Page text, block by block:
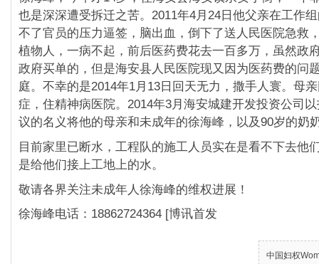
也是深深遭受拆迁之苦。2011年4月24日他父亲在工作
不了官员的压力逼签，脑出血，倒下了送人民医院急救
植物人，一病不起，前后医药费花去一百多万，虽然政
政府买单的，但是海安县人民医院现又因为医药费的问
庭。不幸的是2014年1月13日回天无力，撒手人寰。母
症，住精神病医院。2014年3月海安城建开发投资公司
议的名义将他的母亲和未成年的徐海峰，以及90岁的奶
目前家里已断水，工程队的施工人员实在是看不下去他
是给他们接上工地上的水。
敬请各界关注未成年人徐海峰的维权进展！
徐海峰电话：18862724364 [博讯首发
中国妇权